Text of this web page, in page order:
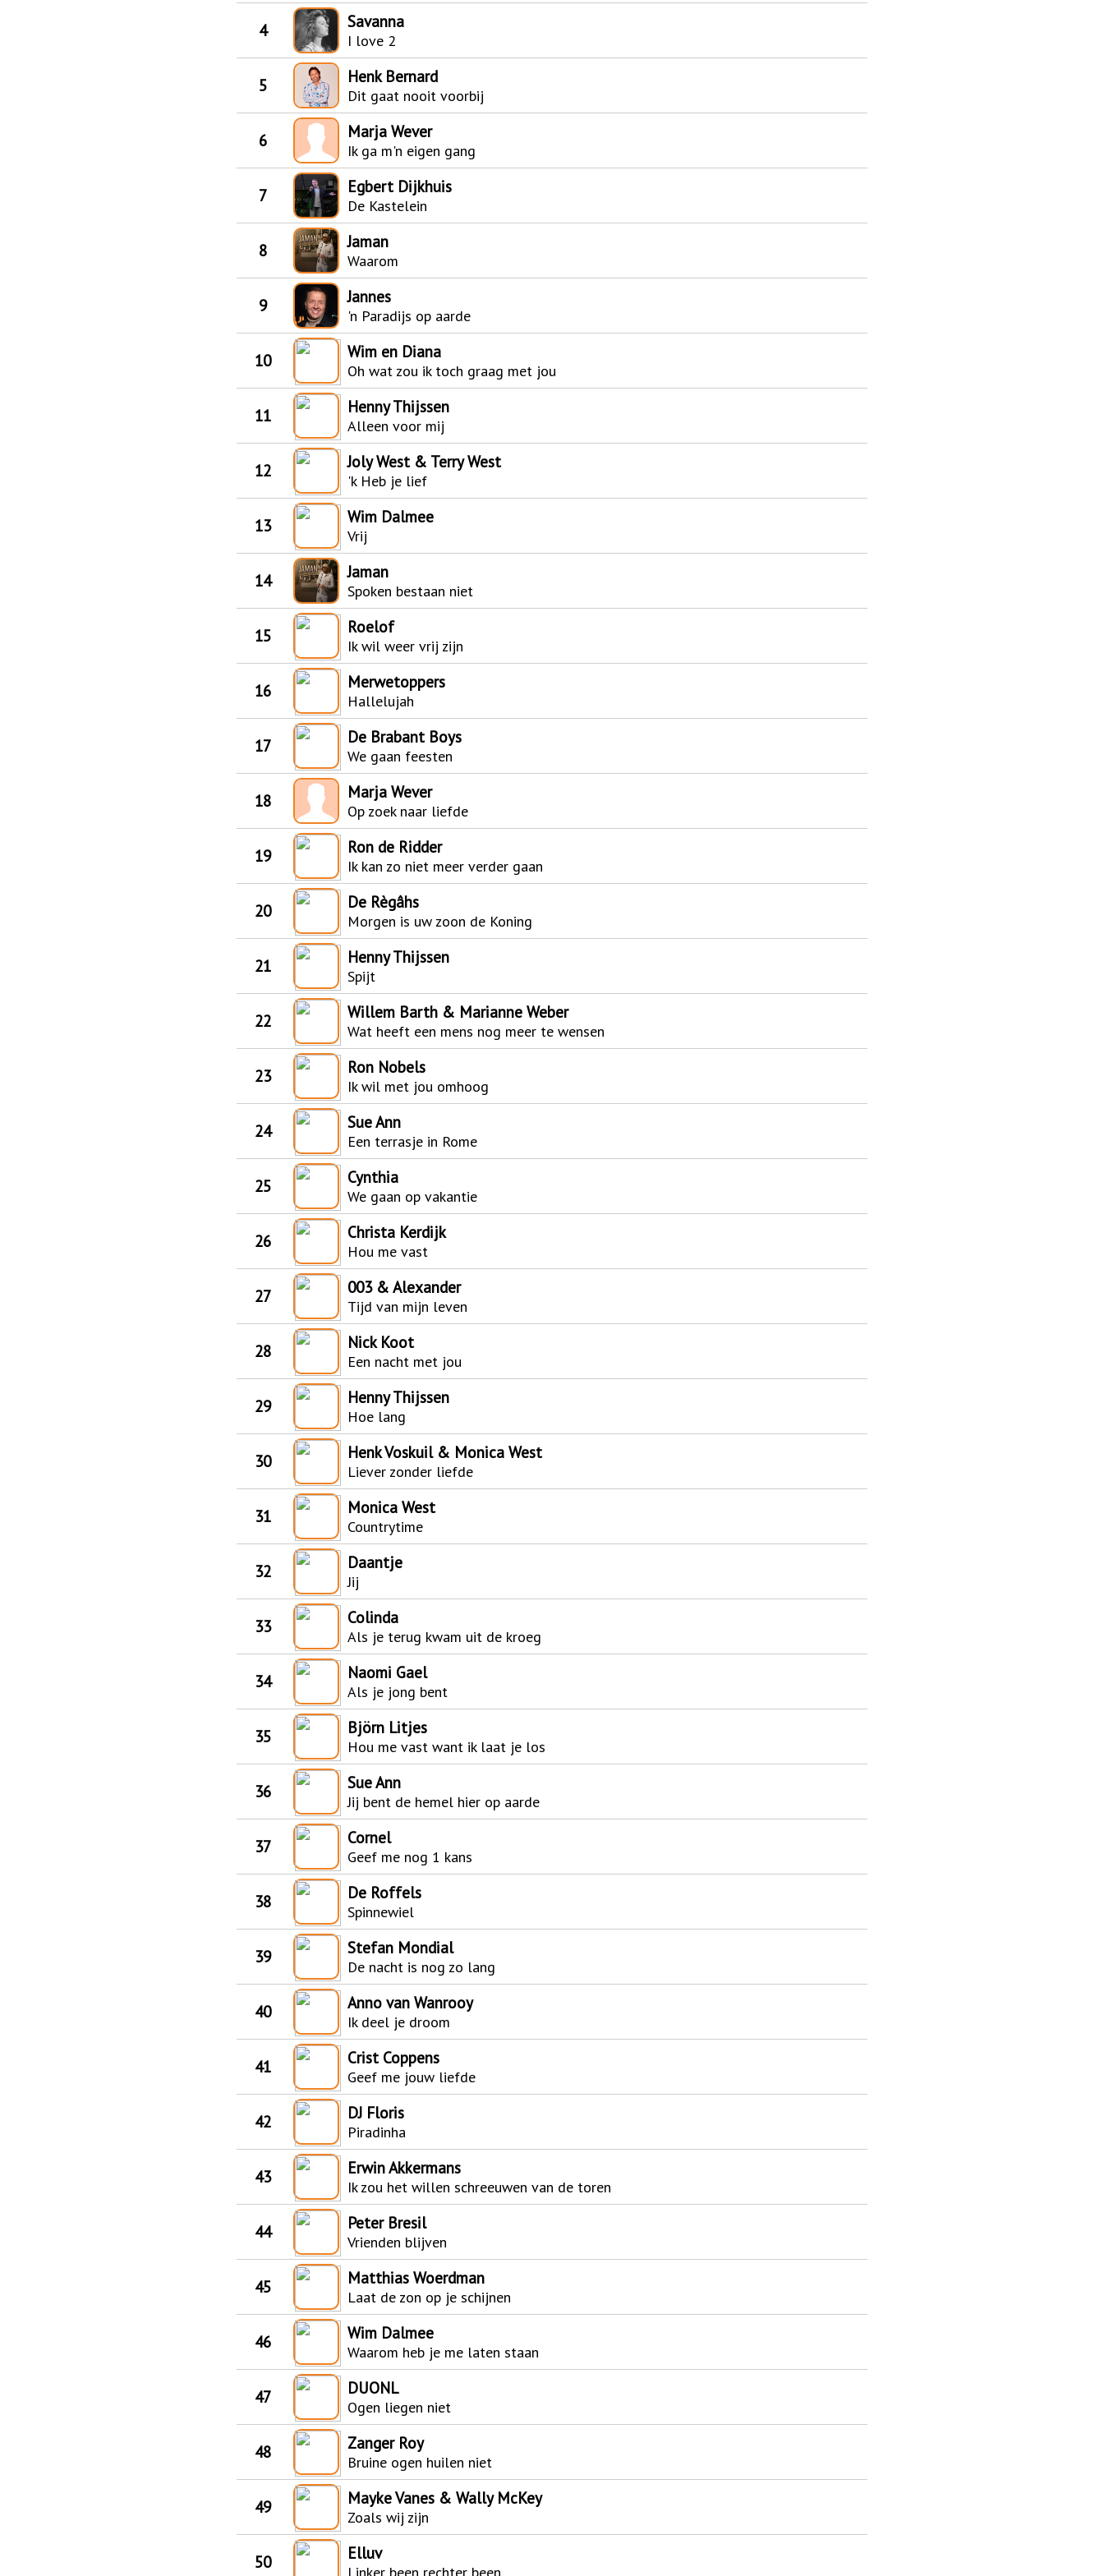
4 Savanna
I love 2
5 Henk Bernard
Dit gaat nooit voorbij
6 Marja Wever
Ik ga m'n eigen gang
7 Egbert Dijkhuis
De Kastelein
8 Jaman
Waarom
9 Jannes
'n Paradijs op aarde
10 Wim en Diana
Oh wat zou ik toch graag met jou
11 Henny Thijssen
Alleen voor mij
12 Joly West & Terry West
'k Heb je lief
13 Wim Dalmee
Vrij
14 Jaman
Spoken bestaan niet
15 Roelof
Ik wil weer vrij zijn
16 Merwetoppers
Hallelujah
17 De Brabant Boys
We gaan feesten
18 Marja Wever
Op zoek naar liefde
19 Ron de Ridder
Ik kan zo niet meer verder gaan
20 De Règâhs
Morgen is uw zoon de Koning
21 Henny Thijssen
Spijt
22 Willem Barth & Marianne Weber
Wat heeft een mens nog meer te wensen
23 Ron Nobels
Ik wil met jou omhoog
24 Sue Ann
Een terrasje in Rome
25 Cynthia
We gaan op vakantie
26 Christa Kerdijk
Hou me vast
27 003 & Alexander
Tijd van mijn leven
28 Nick Koot
Een nacht met jou
29 Henny Thijssen
Hoe lang
30 Henk Voskuil & Monica West
Liever zonder liefde
31 Monica West
Countrytime
32 Daantje
Jij
33 Colinda
Als je terug kwam uit de kroeg
34 Naomi Gael
Als je jong bent
35 Björn Litjes
Hou me vast want ik laat je los
36 Sue Ann
Jij bent de hemel hier op aarde
37 Cornel
Geef me nog 1 kans
38 De Roffels
Spinnewiel
39 Stefan Mondial
De nacht is nog zo lang
40 Anno van Wanrooy
Ik deel je droom
41 Crist Coppens
Geef me jouw liefde
42 DJ Floris
Piradinha
43 Erwin Akkermans
Ik zou het willen schreeuwen van de toren
44 Peter Bresil
Vrienden blijven
45 Matthias Woerdman
Laat de zon op je schijnen
46 Wim Dalmee
Waarom heb je me laten staan
47 DUONL
Ogen liegen niet
48 Zanger Roy
Bruine ogen huilen niet
49 Mayke Vanes & Wally McKey
Zoals wij zijn
50 Elluv
Linker been rechter been